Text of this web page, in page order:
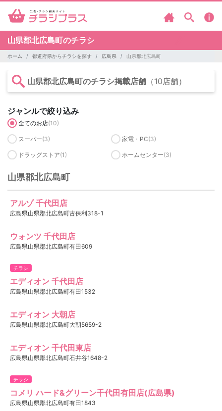
山県郡北広島町のチラシ
ホーム 都道府県からチラシを探す 広島県 山県郡北広島町
山県郡北広島町のチラシ掲載店舗 （10店舗）
ジャンルで絞り込み
全てのお店(10)
スーパー(3) 家電・PC(3)
ドラッグストア(1) ホームセンター(3)
山県郡北広島町
アルゾ 千代田店
広島県山県郡北広島町古保利318-1
ウォンツ 千代田店
広島県山県郡北広島町有田609
チラシ
エディオン 千代田店
広島県山県郡北広島町有田1532
エディオン 大朝店
広島県山県郡北広島町大朝5659-2
エディオン 千代田東店
広島県山県郡北広島町石井谷1648-2
チラシ
コメリ ハード&グリーン千代田有田店(広島県)
広島県山県郡北広島町有田1843